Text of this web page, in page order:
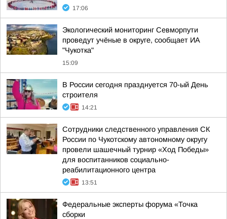
17:06
Экологический мониторинг Севморпути
проведут учёные в округе, сообщает ИА
"Чукотка"
15:09
В России сегодня празднуется 70-ый День
строителя
14:21
Сотрудники следственного управления СК
России по Чукотскому автономному округу
провели шашечный турнир «Ход Победы»
для воспитанников социально-
реабилитационного центра
13:51
Федеральные эксперты форума «Точка
сборки